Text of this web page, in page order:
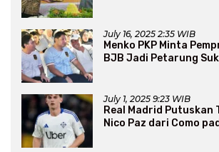
July 16, 2025 2:35 WIB
Menko PKP Minta
BJB Jadi Petarung
July 1, 2025 9:23 WIB
Real Madrid Putuskan
Nico Paz dari Como